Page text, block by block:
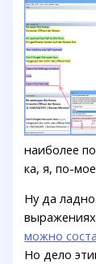
наиболее
ка, я, по-
Ну да
можно
Но дело